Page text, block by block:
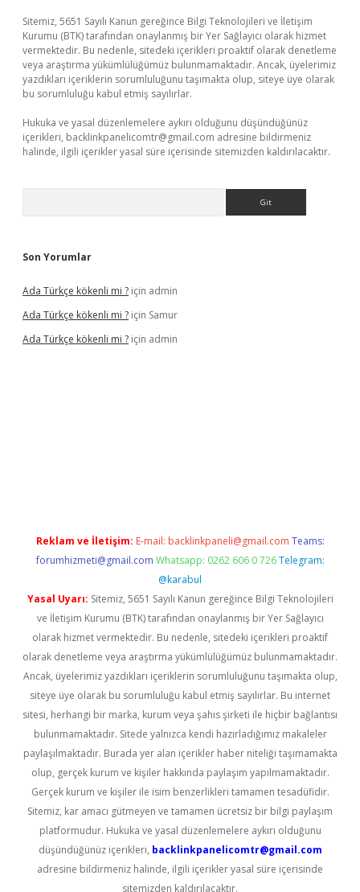
Sitemiz, 5651 Sayılı Kanun gereğince Bilgi Teknolojileri ve İletişim
Kurumu (BTK) tarafından onaylanmış bir Yer Sağlayıcı olarak hizmet
vermektedir. Bu nedenle, sitedeki içerikleri proaktif olarak denetleme
veya araştırma yükümlülüğümüz bulunmamaktadır. Ancak, üyelerimiz
yazdıkları içeriklerin sorumluluğunu taşımakta olup, siteye üye olarak
bu sorumluluğu kabul etmiş sayılırlar.
Hukuka ve yasal düzenlemelere aykırı olduğunu düşündüğünüz
içerikleri, backlinkpanelicomtr@gmail.com adresine bildirmeniz
halinde, ilgili içerikler yasal süre içerisinde sitemizden kaldırılacaktır.
Son Yorumlar
Ada Türkçe kökenli mi ? için admin
Ada Türkçe kökenli mi ? için Samur
Ada Türkçe kökenli mi ? için admin
Reklam ve İletişim: E-mail: backlinkpaneli@gmail.com Teams:
forumhizmeti@gmail.com Whatsapp: 0262 606 0 726 Telegram:
@karabul
Yasal Uyarı: Sitemiz, 5651 Sayılı Kanun gereğince Bilgi Teknolojileri
ve İletişim Kurumu (BTK) tarafından onaylanmış bir Yer Sağlayıcı
olarak hizmet vermektedir. Bu nedenle, sitedeki içerikleri proaktif
olarak denetleme veya araştırma yükümlülüğümüz bulunmamaktadır.
Ancak, üyelerimiz yazdıkları içeriklerin sorumluluğunu taşımakta olup,
siteye üye olarak bu sorumluluğu kabul etmiş sayılırlar. Bu internet
sitesi, herhangi bir marka, kurum veya şahıs şirketi ile hiçbir bağlantısı
bulunmamaktadır. Sitede yalnızca kendi hazırladığımız makaleler
paylaşılmaktadır. Burada yer alan içerikler haber niteliği taşımamakta
olup, gerçek kurum ve kişiler hakkında paylaşım yapılmamaktadır.
Gerçek kurum ve kişiler ile isim benzerlikleri tamamen tesadüfidir.
Sitemiz, kar amacı gütmeyen ve tamamen ücretsiz bir bilgi paylaşım
platformudur. Hukuka ve yasal düzenlemelere aykırı olduğunu
düşündüğünüz içerikleri, backlinkpanelicomtr@gmail.com
adresine bildirmeniz halinde, ilgili içerikler yasal süre içerisinde
sitemizden kaldırılacaktır.